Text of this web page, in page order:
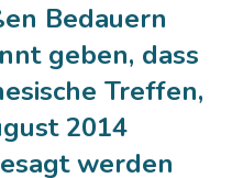
Bedauern
geben, dass
Treffen,
2014
werden